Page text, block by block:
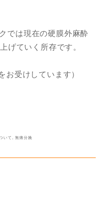
では現在の硬膜外麻酔
げていく所存です。
お受けしています）
いて 無痛分娩